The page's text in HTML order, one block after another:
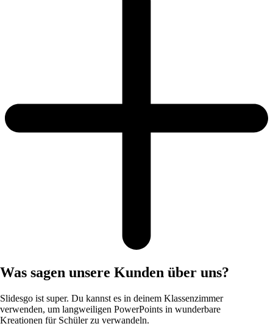
Was sagen unsere Kunden über uns?
Slidesgo ist super. Du kannst es in deinem Klassenzimmer
verwenden, um langweiligen PowerPoints in wunderbare
Kreationen für Schüler zu verwandeln.